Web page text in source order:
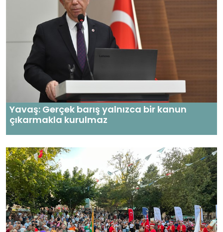
Yavaş: Gerçek barış yalnızca bir kanun
çıkarmakla kurulmaz